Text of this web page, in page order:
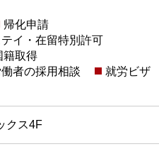
帰化申請
イ・在留特別許可
籍取得
者の採用相談
就労ビザ
クス4F